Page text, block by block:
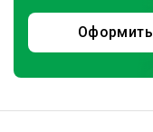
Оформить